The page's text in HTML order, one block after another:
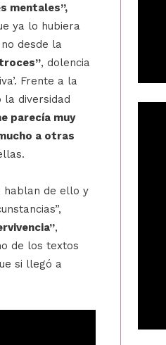
mentales”,
ya lo hubiera
desde la
, dolencia
Frente a la
la diversidad
parecía muy
a otras
hablan de ello y
,
de los textos
si llegó a